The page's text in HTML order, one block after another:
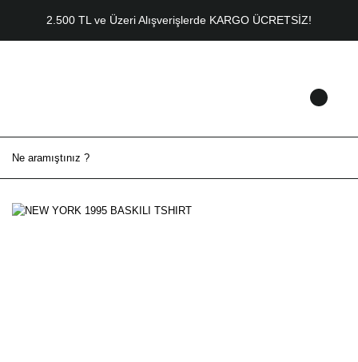
2.500 TL ve Üzeri Alışverişlerde KARGO ÜCRETSİZ!